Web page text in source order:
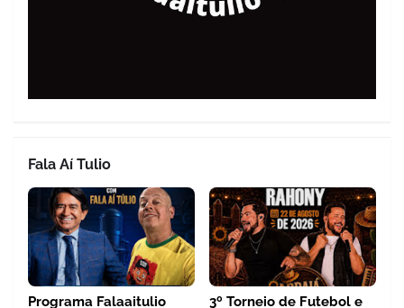
Fala Aí Tulio
Programa Falaaitulio
3º Torneio de Futebol e